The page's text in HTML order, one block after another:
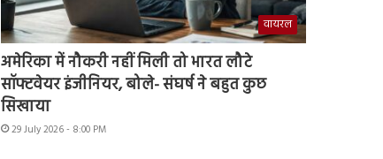
वायरल
अमेरिका में नौकरी नहीं मिली तो भारत लौटे
सॉफ्टवेयर इंजीनियर, बोले- संघर्ष ने बहुत कुछ
सिखाया
29 July 2026 - 8:00 PM